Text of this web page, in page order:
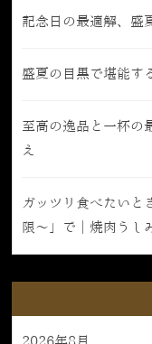
記念日の最適解、盛
盛夏の目黒で堪能す
至高の逸品と一杯の
え
ガッツリ食べたいと
限〜」で｜焼肉う